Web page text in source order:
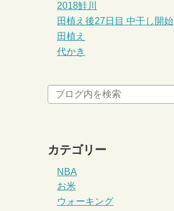
2018鮭川
田植え後27日目 中干し開始
田植え
代かき
カテゴリー
NBA
お米
ウォーキング